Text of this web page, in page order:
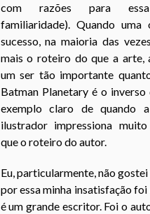
com razões para
familiaridade). Quando uma
sucesso, na maioria das
mais o roteiro do que a arte,
um ser tão importante
Batman Planetary é o inverso
exemplo claro de quando
ilustrador impressiona
que o roteiro do autor.
Eu, particularmente, não
por essa minha insatisfação
é um grande escritor. Foi o